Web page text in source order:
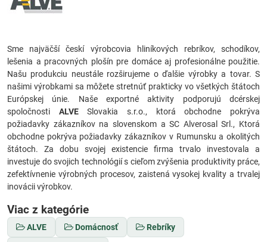
Sme najväčší českí výrobcovia hliníkových rebríkov, schodíkov,
lešenia a pracovných plošín pre domáce aj profesionálne použitie.
Našu produkciu neustále rozširujeme o ďalšie výrobky a tovar. S
našimi výrobkami sa môžete stretnúť prakticky vo všetkých štátoch
Európskej únie. Naše exportné aktivity podporujú dcérskej
spoločnosti ALVESlovakia s.r.o., ktorá obchodne pokrýva
požiadavky zákazníkov na slovenskom a SC Alverosal Srl., Ktorá
obchodne pokrýva požiadavky zákazníkov v Rumunsku a okolitých
štátoch. Za dobu svojej existencie firma trvalo investovala a
investuje do svojich technológií s cieľom zvýšenia produktivity práce,
zefektívnenie výrobných procesov, zaistená vysokej kvality a trvalej
inovácii výrobkov.
Viac z kategórie
ALVE Domácnosť Rebríky